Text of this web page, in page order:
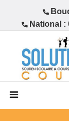
National :